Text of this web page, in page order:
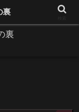
更新します。
裏
裏